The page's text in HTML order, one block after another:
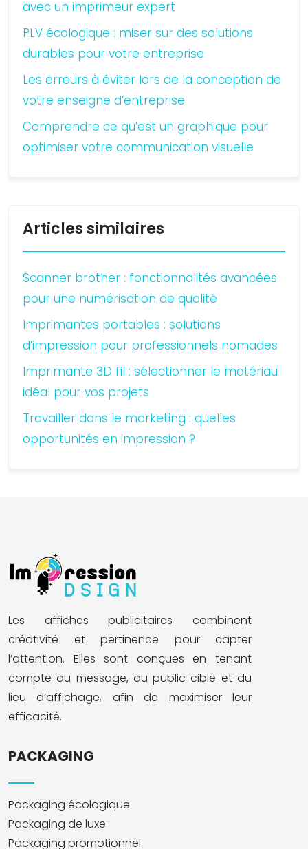
avec un imprimeur expert
PLV écologique : miser sur des solutions
durables pour votre entreprise
Les erreurs à éviter lors de la conception de
votre enseigne d’entreprise
Comprendre ce qu’est un graphique pour
optimiser votre communication visuelle
Articles similaires
Scanner brother : fonctionnalités avancées
pour une numérisation de qualité
Imprimantes portables : solutions
d’impression pour professionnels nomades
Imprimante 3D fil : sélectionner le matériau
idéal pour vos projets
Travailler dans le marketing : quelles
opportunités en impression ?
Les affiches publicitaires combinent
créativité et pertinence pour capter
l’attention. Elles sont conçues en tenant
compte du message, du public cible et du
lieu d’affichage, afin de maximiser leur
efficacité.
PACKAGING
Packaging écologique
Packaging de luxe
Packaging promotionnel